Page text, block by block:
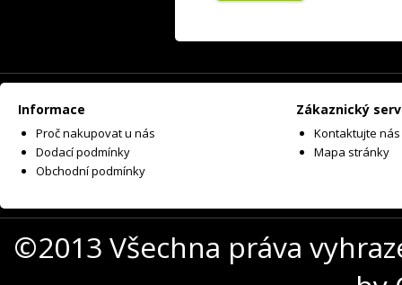
Informace
Proč nakupovat u nás
Dodací podmínky
Obchodní podmínky
Zákaznický
Kontaktujte nás
Mapa stránky
©2013 Všechna práva